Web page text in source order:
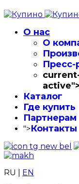
О нас
О
Пресс-
Каталог
Где купить
Партнерам
">Контакты
RU EN